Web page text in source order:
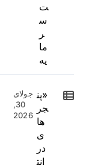
ت
س
ر
ما
یه
«پن
جر
ها
ی
در
انت
جولای
30,
2026